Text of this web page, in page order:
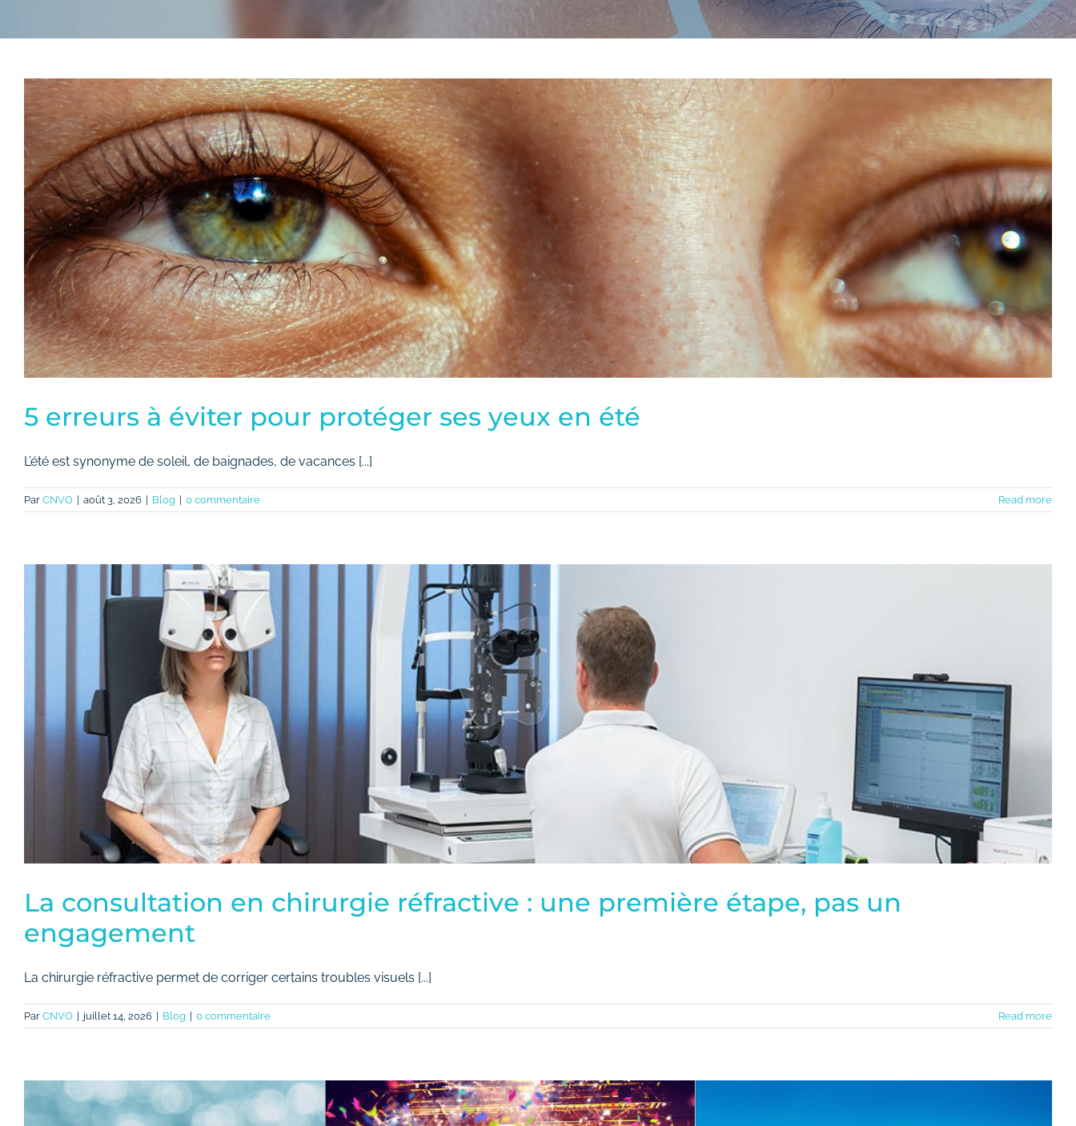
5 erreurs à éviter pour protéger ses yeux en été
L’été est synonyme de soleil, de baignades, de vacances [...]
Par CNVO août 3, 2026 Blog 0 commentaire Read more
La consultation en chirurgie réfractive : une première étape, pas un
engagement
La chirurgie réfractive permet de corriger certains troubles visuels [...]
Par CNVO juillet 14, 2026 Blog 0 commentaire Read more